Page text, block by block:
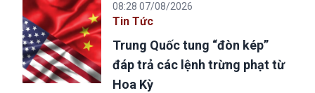
08:28 07/08/2026
Tin Tức
Trung Quốc tung “đòn kép”
đáp trả các lệnh trừng phạt từ
Hoa Kỳ